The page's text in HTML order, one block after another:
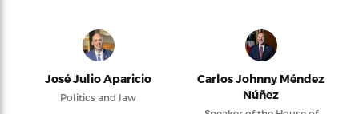
José Julio Aparicio
Politics and law
Carlos Johnny Méndez
Núñez